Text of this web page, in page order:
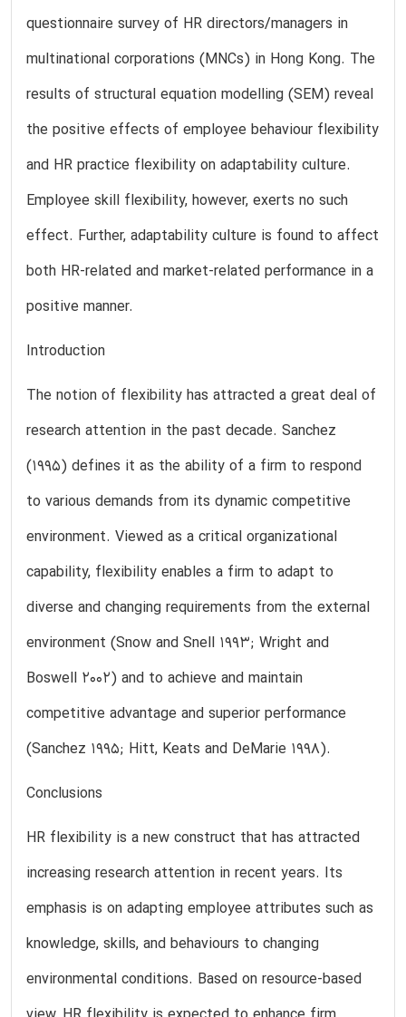
questionnaire survey of HR directors/managers in
multinational corporations (MNCs) in Hong Kong. The
results of structural equation modelling (SEM) reveal
the positive effects of employee behaviour flexibility
and HR practice flexibility on adaptability culture.
Employee skill flexibility, however, exerts no such
effect. Further, adaptability culture is found to affect
both HR-related and market-related performance in a
positive manner.
Introduction
The notion of flexibility has attracted a great deal of
research attention in the past decade. Sanchez
(1995) defines it as the ability of a firm to respond
to various demands from its dynamic competitive
environment. Viewed as a critical organizational
capability, flexibility enables a firm to adapt to
diverse and changing requirements from the external
environment (Snow and Snell 1993; Wright and
Boswell 2002) and to achieve and maintain
competitive advantage and superior performance
(Sanchez 1995; Hitt, Keats and DeMarie 1998).
Conclusions
HR flexibility is a new construct that has attracted
increasing research attention in recent years. Its
emphasis is on adapting employee attributes such as
knowledge, skills, and behaviours to changing
environmental conditions. Based on resource-based